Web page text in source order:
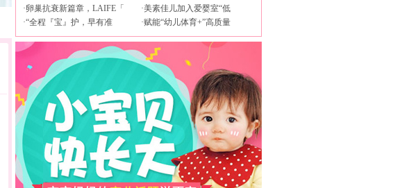
·卵巢抗衰新篇章，LAIFE「
·“全程『宝』护，早有准
·美素佳儿加入爱婴室“低
·赋能“幼儿体育+”高质量